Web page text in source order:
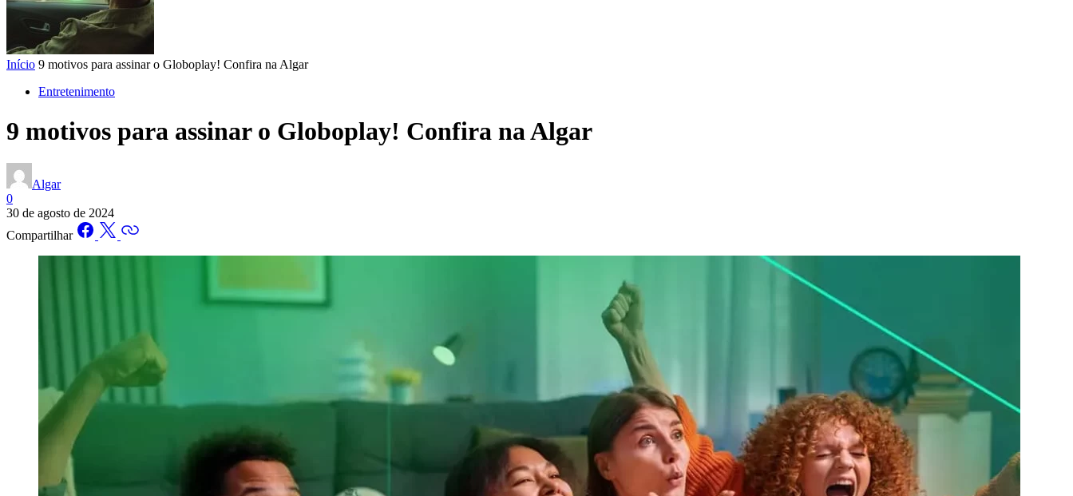
Início 9 motivos para assinar o Globoplay! Confira na Algar
Entretenimento
9 motivos para assinar o Globoplay! Confira na Algar
Algar
0
30 de agosto de 2024
Compartilhar